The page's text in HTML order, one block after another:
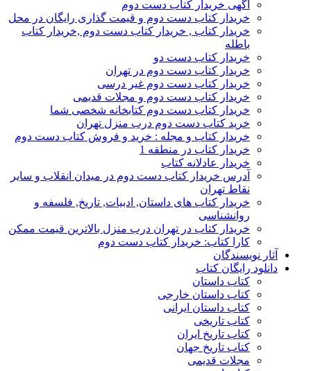
آگهی خریدار کتاب دست دوم
خریدار کتاب دست دوم و قیمت گذاری رایگان در محل
خریدار کتاب , خریدار کتاب دست دوم ,خریدار کتاب
باطله
خریدار کتاب دست دو
خریدار کتاب دست دوم در تهران
خریدار کتاب دست دوم غیر درسی
خریدار کتاب دست دوم و مجلات قدیمی
خریدار کتاب دست دوم کتابخانه شخصی شما
خرید کتاب دست دوم درب منزل تهران
خریدار کتاب و مجله : خرید و فروش کتاب دست دوم
خریدار کتاب در منطقه 1
خریدار عادلانه کتاب
آدرس خریدار کتاب دست دوم در میدان انقلاب و سایر
نقاط تهران
خریدار کتاب های داستان, ادبیات, تاریخ, فلسفه و
روانشناسی
خریدار کتاب در تهران درب منزل بالاترین قیمت ممکن
کارا کتاب: خریدار کتاب دست دوم
آثار نویسندگان
دانلود رایگان کتاب
کتاب داستان
کتاب داستان خارجی
کتاب داستان ایرانی
کتاب تاریخی
کتاب تاریخ ایران
کتاب تاریخ جهان
مجلات قدیمی